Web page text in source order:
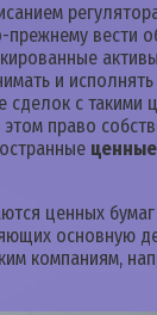
вести
и
сделок с такими
право
ценных
основную
компаниям,